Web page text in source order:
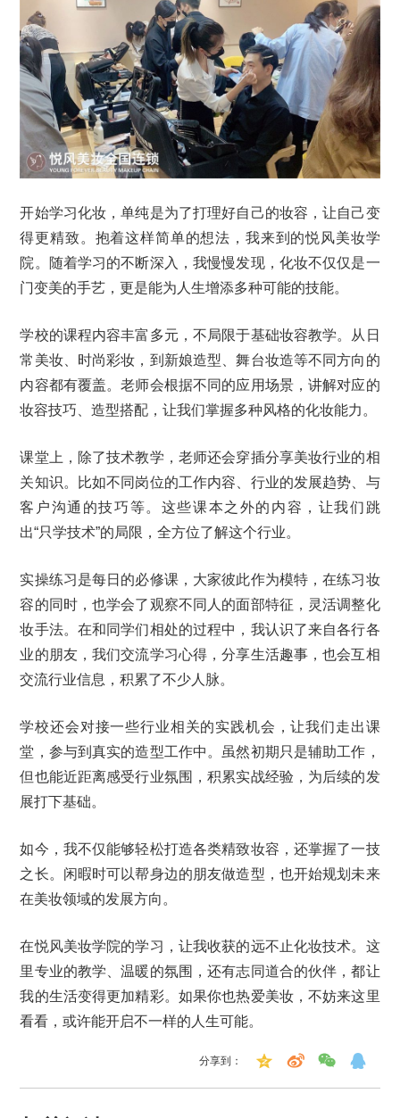
开始学习化妆，单纯是为了打理好自己的妆容，让自己变
得更精致。抱着这样简单的想法，我来到的悦风美妆学
院。随着学习的不断深入，我慢慢发现，化妆不仅仅是一
门变美的手艺，更是能为人生增添多种可能的技能。
学校的课程内容丰富多元，不局限于基础妆容教学。从日
常美妆、时尚彩妆，到新娘造型、舞台妆造等不同方向的
内容都有覆盖。老师会根据不同的应用场景，讲解对应的
妆容技巧、造型搭配，让我们掌握多种风格的化妆能力。
课堂上，除了技术教学，老师还会穿插分享美妆行业的相
关知识。比如不同岗位的工作内容、行业的发展趋势、与
客户沟通的技巧等。这些课本之外的内容，让我们跳
出“只学技术”的局限，全方位了解这个行业。
实操练习是每日的必修课，大家彼此作为模特，在练习妆
容的同时，也学会了观察不同人的面部特征，灵活调整化
妆手法。在和同学们相处的过程中，我认识了来自各行各
业的朋友，我们交流学习心得，分享生活趣事，也会互相
交流行业信息，积累了不少人脉。
学校还会对接一些行业相关的实践机会，让我们走出课
堂，参与到真实的造型工作中。虽然初期只是辅助工作，
但也能近距离感受行业氛围，积累实战经验，为后续的发
展打下基础。
如今，我不仅能够轻松打造各类精致妆容，还掌握了一技
之长。闲暇时可以帮身边的朋友做造型，也开始规划未来
在美妆领域的发展方向。
在悦风美妆学院的学习，让我收获的远不止化妆技术。这
里专业的教学、温暖的氛围，还有志同道合的伙伴，都让
我的生活变得更加精彩。如果你也热爱美妆，不妨来这里
看看，或许能开启不一样的人生可能。
分享到：